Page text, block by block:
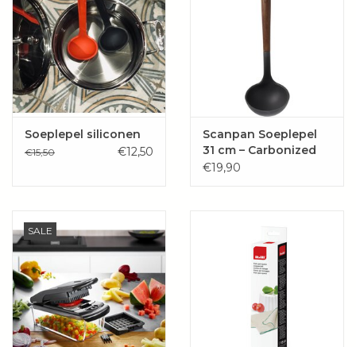
Soeplepel siliconen
€15,50 €12,50
Scanpan Soeplepel
31 cm – Carbonized
Ash
€19,90
SALE